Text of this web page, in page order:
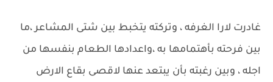
غادرت لارا الغرفه ، وتركته يتخبط بين شتى المشاعر ،ما
بين فرحته بأهتمامها به ،واعدادها الطعام بنفسها من
اجله ، وبين رغبته بأن يبتعد عنها لاقصى بقاع الارض